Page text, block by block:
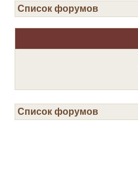
Список форумов
Список форумов